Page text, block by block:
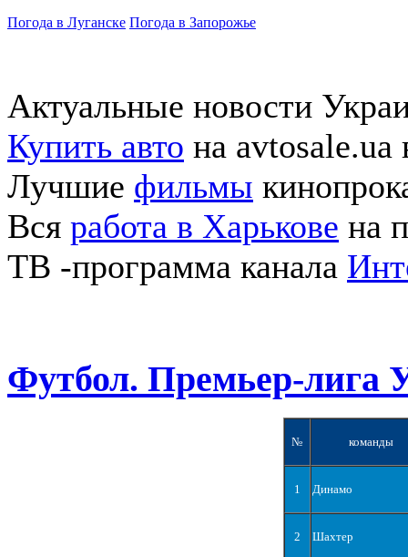
Погода в Луганске Погода в Запорожье
Актуальные новости
Купить авто на avtosale.ua
Лучшие фильмы
Вся работа в Харькове на
ТВ -программа канала
Футбол. Премьер-лига
№ команды
1 Динамо
2 Шахтер